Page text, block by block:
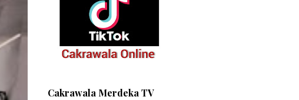
Cakrawala Merdeka TV